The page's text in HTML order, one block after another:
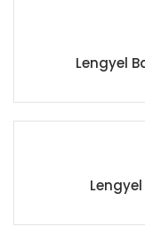
Lengyel